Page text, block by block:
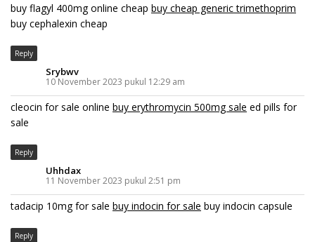
buy flagyl 400mg online cheap buy cheap generic trimethoprim
buy cephalexin cheap
Reply
Srybwv
10 November 2023 pukul 12:29 am
cleocin for sale online buy erythromycin 500mg sale ed pills for
sale
Reply
Uhhdax
11 November 2023 pukul 2:51 pm
tadacip 10mg for sale buy indocin for sale buy indocin capsule
Reply